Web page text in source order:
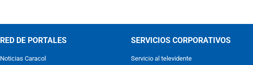
RED DE PORTALES
Noticias Caracol
SERVICIOS CORPORATIVOS
Servicio al televidente